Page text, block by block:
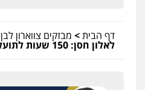
דף הבית> מבזקים צווארון לבן
לאלון חסן: 150 שעות לתועלת הציבור